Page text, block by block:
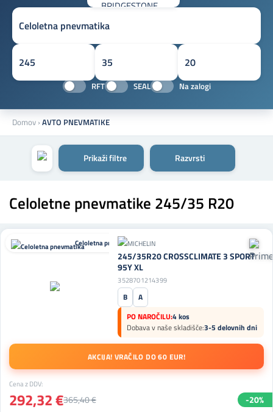
RFT SEAL Na zalogi
Domov ›AVTO PNEVMATIKE
Prikaži filtre Razvrsti
Celoletne pnevmatike 245/35 R20
Celoletna pnevmatika
245/35R20 CROSSCLIMATE 3 SPORT
95Y XL
3528701214399
B
A
PO NAROČILU:4 kos
Dobava v naše skladišče:3-5 delovnih dni
AKCIJA! VRAČILO DO 60 EUR!
Cena z DDV:
292,32 €365,40 € -20%